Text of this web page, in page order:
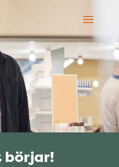
börjar!